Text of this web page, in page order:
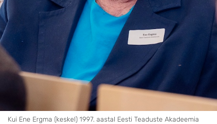
Kui Ene Ergma (keskel) 1997. aastal Eesti Teaduste Akadeemia